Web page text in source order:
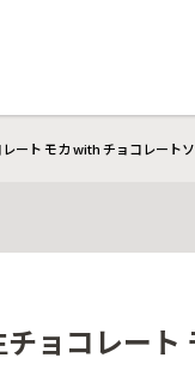
ート モカ with チョコレートソ
ョコレー